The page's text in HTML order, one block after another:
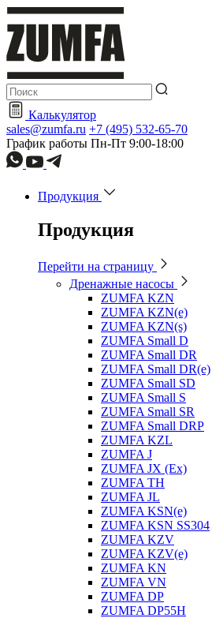
Калькулятор
sales@zumfa.ru +7 (495) 532-65-70
График работы Пн-Пт 9:00-18:00
Продукция
Продукция
Перейти на страницу
Дренажные насосы
ZUMFA KZN
ZUMFA KZN(e)
ZUMFA KZN(s)
ZUMFA Small D
ZUMFA Small DR
ZUMFA Small DR(e)
ZUMFA Small SD
ZUMFA Small S
ZUMFA Small SR
ZUMFA Small DRP
ZUMFA KZL
ZUMFA J
ZUMFA JX (Ex)
ZUMFA TH
ZUMFA JL
ZUMFA KSN(e)
ZUMFA KSN SS304
ZUMFA KZV
ZUMFA KZV(e)
ZUMFA KN
ZUMFA VN
ZUMFA DP
ZUMFA DP55H